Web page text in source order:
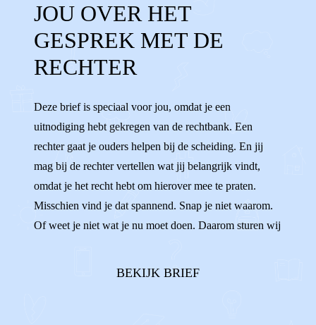
OPROEPBRIEF UITNODIGING
MENING WENSEN IDEEËN
VERANTWOORDELIJKHEID
RECHTBANK RECHTER
JOU OVER HET
GESPREK MET DE
RECHTER
Deze brief is speciaal voor jou, omdat je een
uitnodiging hebt gekregen van de rechtbank. Een
rechter gaat je ouders helpen bij de scheiding. En jij
mag bij de rechter vertellen wat jij belangrijk vindt,
omdat je het recht hebt om hierover mee te praten.
Misschien vind je dat spannend. Snap je niet waarom.
Of weet je niet wat je nu moet doen. Daarom sturen wij
BEKIJK BRIEF